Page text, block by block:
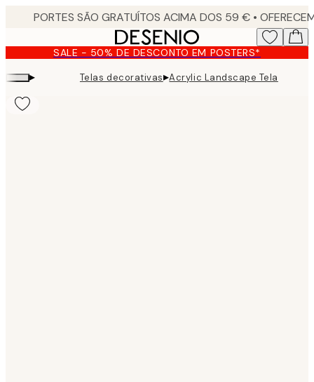
content. SALE - 50% DE DESCONTO EM POSTERS*
▸ Telas decorativas▸Acrylic Landscape Tela